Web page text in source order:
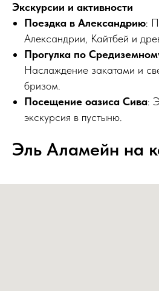
Экскурсии и активности
Поездка в Александрию:
Александрии, Кайтбей и
Прогулка по
Наслаждение закатами и
бризом.
Посещение оазиса Сива:
экскурсия в пустыню.
Эль Аламейн на